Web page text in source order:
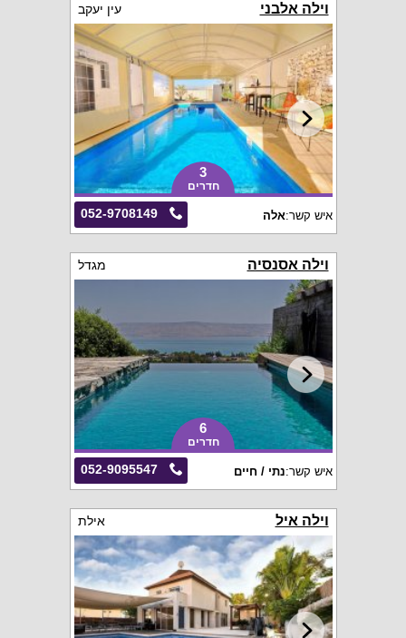
וילה אלבני עין יעקב
3
חדרים
052-9708149 איש קשר:אלה
וילה אסנסיה מגדל
6
חדרים
052-9095547 איש קשר:נתי / חיים
וילה איל אילת